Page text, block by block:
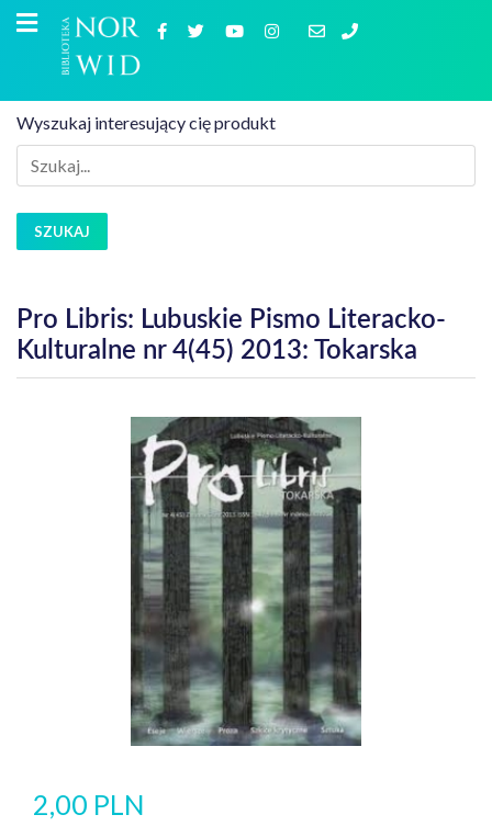
Wyszukaj interesujący cię produkt
SZUKAJ
Pro Libris: Lubuskie Pismo Literacko-
Kulturalne nr 4(45) 2013: Tokarska
2,00 PLN